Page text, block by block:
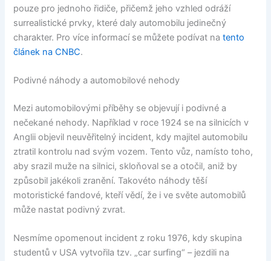
pouze pro jednoho řidiče, přičemž jeho vzhled odráží
surrealistické prvky, které daly automobilu jedinečný
charakter. Pro více informací se můžete podívat natento
článek na CNBC.
Podivné náhody a automobilové nehody
Mezi automobilovými příběhy se objevují i podivné a
nečekané nehody. Například v roce 1924 se na silnicích v
Anglii objevil neuvěřitelný incident, kdy majitel automobilu
ztratil kontrolu nad svým vozem. Tento vůz, namísto toho,
aby srazil muže na silnici, skloňoval se a otočil, aniž by
způsobil jakékoli zranění. Takovéto náhody těší
motoristické fandové, kteří vědí, že i ve světe automobilů
může nastat podivný zvrat.
Nesmíme opomenout incident z roku 1976, kdy skupina
studentů v USA vytvořila tzv. „car surfing“ – jezdili na